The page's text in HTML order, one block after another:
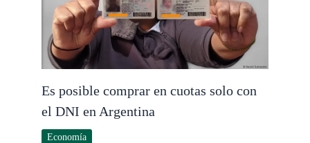
Es posible comprar en cuotas solo con
el DNI en Argentina
Economía